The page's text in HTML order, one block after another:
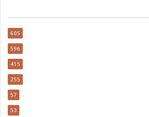
605
596
415
255
57
53